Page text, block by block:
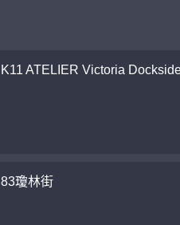
K11 ATELIER Victoria
83瓊林街